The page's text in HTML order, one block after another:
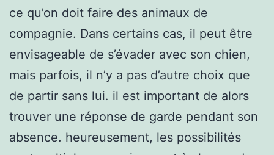
ce qu’on doit faire des animaux de
compagnie. Dans certains cas, il peut être
envisageable de s’évader avec son chien,
mais parfois, il n’y a pas d’autre choix que
de partir sans lui. il est important de alors
trouver une réponse de garde pendant son
absence. heureusement, les possibilités